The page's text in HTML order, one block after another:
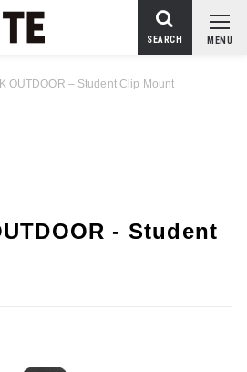
MENU
SEARCH
OUTDOOR – Student Clip Mount
- Student